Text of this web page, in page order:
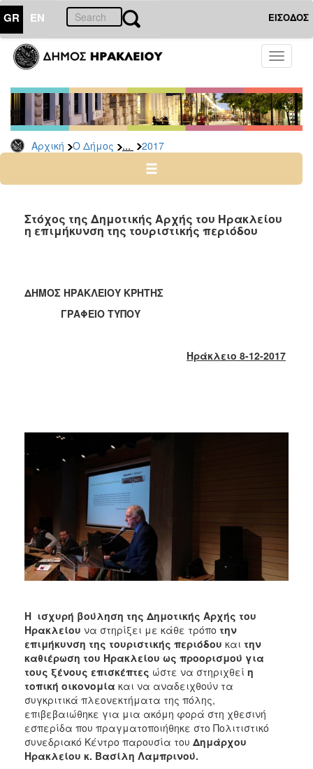
GR EN ΕΙΣΟΔΟΣ
Toggle
Αρχική Ο Δήμος ... 2017
ΔΗΜΟΣ
Δελτία
Τύπου
Αρχείο
2026
2024
2022
2019
2018
2011
2010
ΤΟΠΟΣ
ΑΝΘΕΚΤΙΚΗ
ΠΟΛΗ
Στόχος της Δημοτικής Αρχής του Ηρακλείου
η επιμήκυνση της τουριστικής περιόδου
ΔΗΜΟΣ ΗΡΑΚΛΕΙΟΥ ΚΡΗΤΗΣ
ΓΡΑΦΕΙΟ ΤΥΠΟΥ
Ηράκλειο 8-12-2017
Η ισχυρή βούληση της Δημοτικής Αρχής του
Ηρακλείου να στηρίξει με κάθε τρόπο την
επιμήκυνση της τουριστικής περιόδου και την
καθιέρωση του Ηρακλείου ως προορισμού για
τους ξένους επισκέπτες ώστε να στηριχθεί η
τοπική οικονομία και να αναδειχθούν τα
συγκριτικά πλεονεκτήματα της πόλης,
επιβεβαιώθηκε για μια ακόμη φορά στη χθεσινή
εσπερίδα που πραγματοποιήθηκε στο Πολιτιστικό
συνεδριακό Κέντρο παρουσία του Δημάρχου
Ηρακλείου κ. Βασίλη Λαμπρινού.